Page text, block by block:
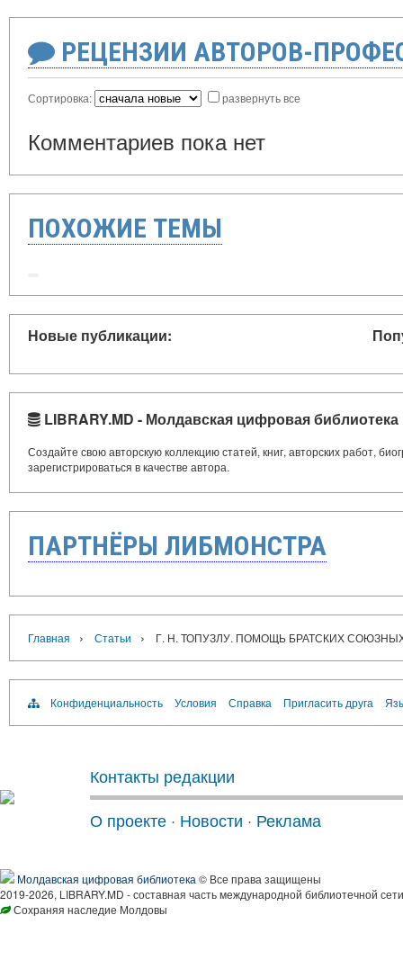
РЕЦЕНЗИИ АВТОРОВ-
Сортировка: развернуть все
Комментариев пока нет
ПОХОЖИЕ ТЕМЫ
Новые публикации:
LIBRARY.MD - Молдавская цифровая библиотека
Создайте свою авторскую коллекцию статей, книг, авторских работ,
зарегистрироваться в качестве автора.
ПАРТНЁРЫ ЛИБМОНСТРА
Главная › Статьи › Г. Н. ТОПУЗЛУ. ПОМОЩЬ БРАТСКИХ
Конфиденциальность Условия Справка Пригласить друга
Контакты редакции
О проекте · Новости · Реклама
Молдавская цифровая библиотека © Все права защищены
2019-2026, LIBRARY.MD - составная часть международной библиотечной
Сохраняя наследие Молдовы